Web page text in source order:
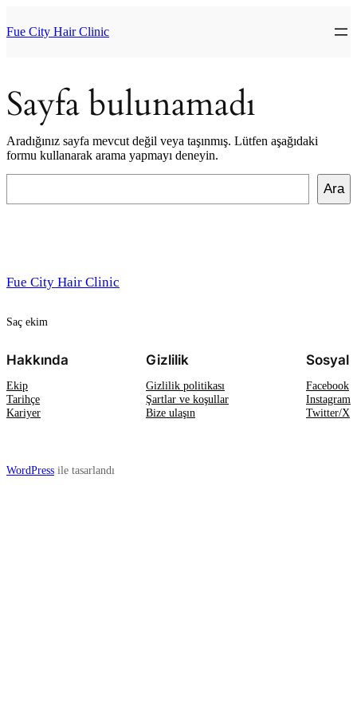
geç
Fue City Hair Clinic
Sayfa bulunamadı
Aradığınız sayfa mevcut değil veya taşınmış. Lütfen aşağıdaki
formu kullanarak arama yapmayı deneyin.
Ara
Fue City Hair Clinic
Saç ekim
Hakkında
Ekip
Tarihçe
Kariyer
Gizlilik
Gizlilik politikası
Şartlar ve koşullar
Bize ulaşın
Sosyal
Facebook
Instagram
Twitter/X
WordPress ile tasarlandı